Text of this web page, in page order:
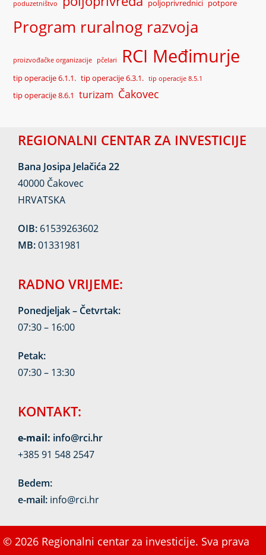
poduzetništvo poljoprivrednici potpore
Program ruralnog razvoja
proizvođačke organizacije pčelari RCI Međimurje
tip operacije 6.1.1. tip operacije 6.3.1. tip operacije 8.5.1
tip operacije 8.6.1 turizam Čakovec
REGIONALNI CENTAR ZA INVESTICIJE
Bana Josipa Jelačića 22
40000 Čakovec
HRVATSKA
OIB: 61539263602
MB:01331981
RADNO VRIJEME:
Ponedjeljak – Četvrtak:
07:30 – 16:00
Petak:
07:30 – 13:30
KONTAKT:
e-mail: info@rci.hr
+385 91 548 2547
Bedem:
e-mail: info@rci.hr
© 2026 Regionalni centar za investicije. Sva prava